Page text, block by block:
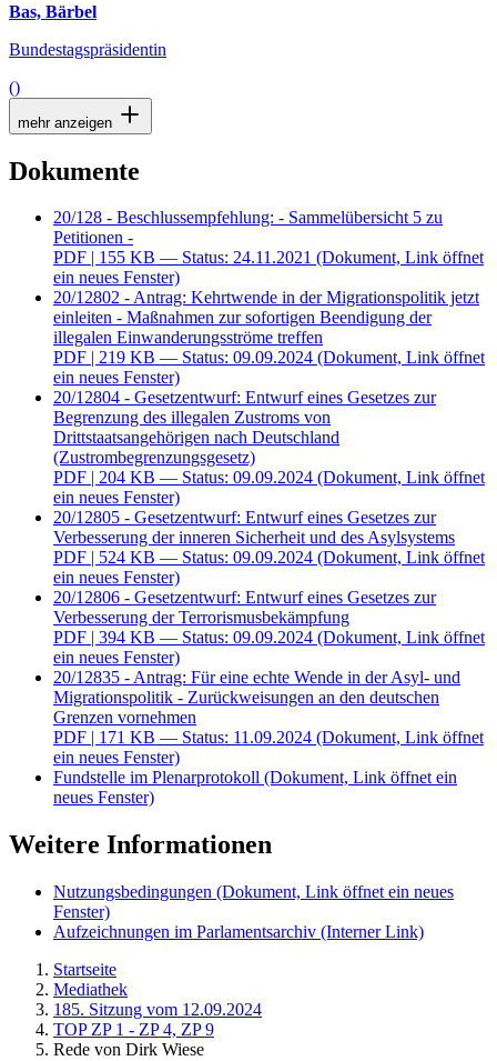
Bas, Bärbel
Bundestagspräsidentin
()
mehr anzeigen
Dokumente
20/128 - Beschlussempfehlung: - Sammelübersicht 5 zu
Petitionen -
PDF | 155 KB — Status: 24.11.2021 (Dokument, Link öffnet
ein neues Fenster)
20/12802 - Antrag: Kehrtwende in der Migrationspolitik jetzt
einleiten - Maßnahmen zur sofortigen Beendigung der
illegalen Einwanderungsströme treffen
PDF | 219 KB — Status: 09.09.2024 (Dokument, Link öffnet
ein neues Fenster)
20/12804 - Gesetzentwurf: Entwurf eines Gesetzes zur
Begrenzung des illegalen Zustroms von
Drittstaatsangehörigen nach Deutschland
(Zustrombegrenzungsgesetz)
PDF | 204 KB — Status: 09.09.2024 (Dokument, Link öffnet
ein neues Fenster)
20/12805 - Gesetzentwurf: Entwurf eines Gesetzes zur
Verbesserung der inneren Sicherheit und des Asylsystems
PDF | 524 KB — Status: 09.09.2024 (Dokument, Link öffnet
ein neues Fenster)
20/12806 - Gesetzentwurf: Entwurf eines Gesetzes zur
Verbesserung der Terrorismusbekämpfung
PDF | 394 KB — Status: 09.09.2024 (Dokument, Link öffnet
ein neues Fenster)
20/12835 - Antrag: Für eine echte Wende in der Asyl- und
Migrationspolitik - Zurückweisungen an den deutschen
Grenzen vornehmen
PDF | 171 KB — Status: 11.09.2024 (Dokument, Link öffnet
ein neues Fenster)
Fundstelle im Plenarprotokoll (Dokument, Link öffnet ein
neues Fenster)
Weitere Informationen
Nutzungsbedingungen (Dokument, Link öffnet ein neues
Fenster)
Aufzeichnungen im Parlamentsarchiv (Interner Link)
Startseite
Mediathek
185. Sitzung vom 12.09.2024
TOP ZP 1 - ZP 4, ZP 9
Rede von Dirk Wiese